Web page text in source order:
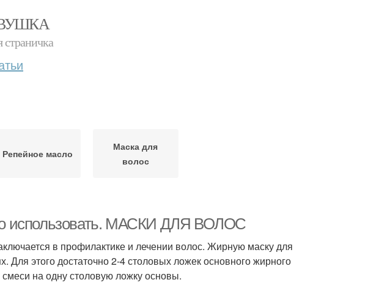
Репейное масло
Маска для
волос
использовать. МАСКИ ДЛЯ ВОЛОС
в профилактике и лечении волос. Жирную маску для
Для этого достаточно 2-4 столовых ложек основного жирного
на одну столовую ложку основы.